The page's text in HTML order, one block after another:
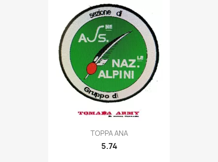
Quick view
TOPPA ANA
5.74